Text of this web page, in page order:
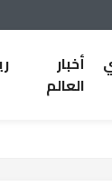
أخبار
العالم